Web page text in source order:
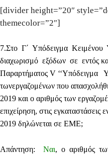
[divider height=”20″
themecolor=”2″]
7.Στο Γ΄ Υπόδειγμα Κειμένου
διαχωρισμό εξόδων σε εντός
Παραρτήματος V ‘‘Υπόδειγμα
τωνεργαζομένων που
2019 και ο αριθμός των
επιχείρηση, στις εγκαταστάσεις
2019 δηλώνεται σε ΕΜΕ;
Απάντηση: Ναι, ο αριθμός